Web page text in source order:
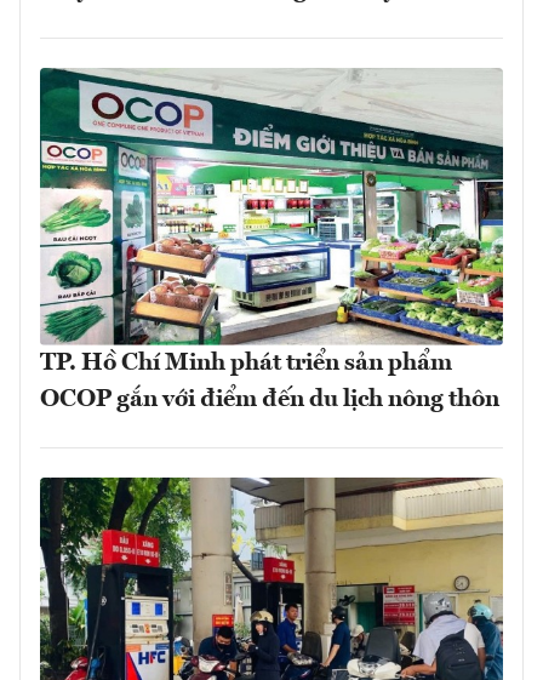
TP. Hồ Chí Minh phát triển sản phẩm
OCOP gắn với điểm đến du lịch nông thôn